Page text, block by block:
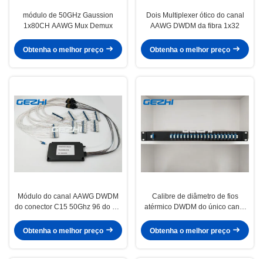
módulo de 50GHz Gaussion
1x80CH AAWG Mux Demux
Obtenha o melhor preço
Dois Multiplexer ótico do canal
AAWG DWDM da fibra 1x32
Obtenha o melhor preço
Módulo do canal AAWG DWDM
do conector C15 50Ghz 96 do PC
Obtenha o melhor preço
Calibre de diâmetro de fios
atérmico DWDM do único canal
Obtenha o melhor preço